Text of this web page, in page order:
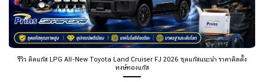
รีวิว ติดแก๊ส LPG All-New Toyota Land Cruiser FJ 2026 ชุดแก๊สแนะนำ ราคาติดตั้ง
หงษ์ทองแก๊ส